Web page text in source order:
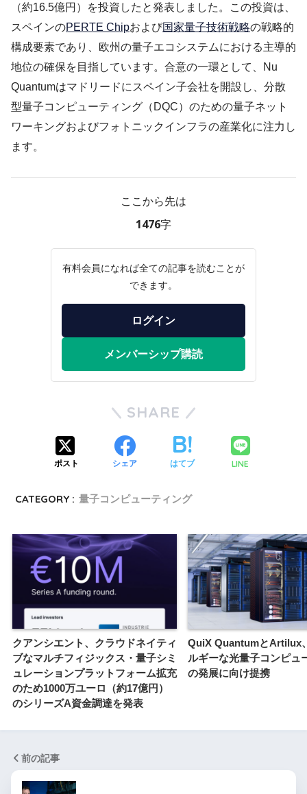
（約16.5億円）を投資したと発表しました。この投資は、
スペインのPERTE Chipおよび国家量子技術戦略の戦略的
構成要素であり、欧州の量子エコシステムにおける主導的
地位の確保を目指しています。合意の一環として、Nu
Quantumはマドリードにスペイン子会社を開設し、分散
型量子コンピューティング（DQC）のための量子ネット
ワーキングおよびフォトニックインフラの産業化に注力し
ます。
ここから先は
1476字
有料会員になれば全ての記事を読むことが
できます。
ログイン
メンバーシップ購読
SHARE
ポスト シェア はてブ LINE
CATEGORY : 量子コンピューティング
クアンシエント、クラウドネイティ
ブなマルチフィジックス・量子シミ
ュレーションプラットフォーム拡充
のため1000万ユーロ（約17億円）
のシリーズA資金調達を発表
QuiX QuantumとArtilux
ルギーな光量子コンピュ
の発展に向け提携
前の記事